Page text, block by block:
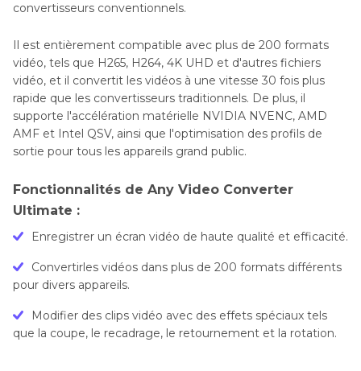
convertisseurs conventionnels.
Il est entièrement compatible avec plus de 200 formats
vidéo, tels que H265, H264, 4K UHD et d'autres fichiers
vidéo, et il convertit les vidéos à une vitesse 30 fois plus
rapide que les convertisseurs traditionnels. De plus, il
supporte l'accélération matérielle NVIDIA NVENC, AMD
AMF et Intel QSV, ainsi que l'optimisation des profils de
sortie pour tous les appareils grand public.
Fonctionnalités de Any Video Converter
Ultimate :
Enregistrer un écran vidéo de haute qualité et efficacité.
Convertirles vidéos dans plus de 200 formats différents
pour divers appareils.
Modifier des clips vidéo avec des effets spéciaux tels
que la coupe, le recadrage, le retournement et la rotation.